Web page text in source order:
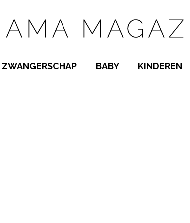
ZWANGERSCHAP BABY KINDEREN